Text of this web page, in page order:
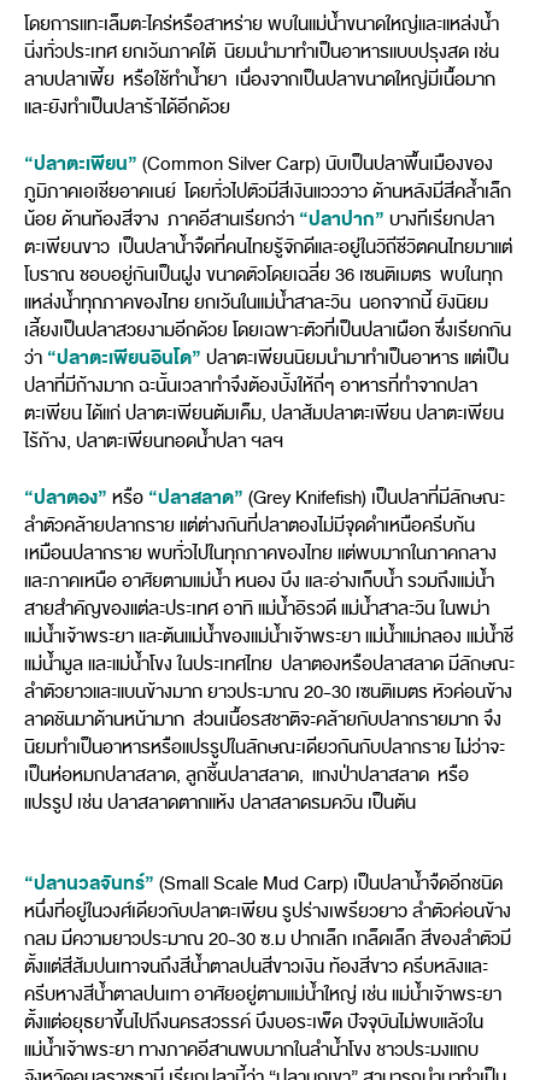
โดยการแทะเล็มตะไคร่หรือสาหร่าย พบในแม่น้ำขนาดใหญ่และแหล่งน้ำ
นิ่งทั่วประเทศ ยกเว้นภาคใต้ นิยมนำมาทำเป็นอาหารแบบปรุงสด เช่น
ลาบปลาเพี้ย หรือใช้ทำน้ำยา เนื่องจากเป็นปลาขนาดใหญ่มีเนื้อมาก
และยังทำเป็นปลาร้าได้อีกด้วย
“ปลาตะเพียน” (Common Silver Carp) นับเป็นปลาพื้นเมืองของ
ภูมิภาคเอเชียอาคเนย์ โดยทั่วไปตัวมีสีเงินแวววาว ด้านหลังมีสีคล้ำเล็ก
น้อย ด้านท้องสีจาง ภาคอีสานเรียกว่า “ปลาปาก” บางทีเรียกปลา
ตะเพียนขาว เป็นปลาน้ำจืดที่คนไทยรู้จักดีและอยู่ในวิถีชีวิตคนไทยมาแต่
โบราณ ชอบอยู่กันเป็นฝูง ขนาดตัวโดยเฉลี่ย 36 เซนติเมตร พบในทุก
แหล่งน้ำทุกภาคของไทย ยกเว้นในแม่น้ำสาละวิน นอกจากนี้ ยังนิยม
เลี้ยงเป็นปลาสวยงามอีกด้วย โดยเฉพาะตัวที่เป็นปลาเผือก ซึ่งเรียกกัน
ว่า “ปลาตะเพียนอินโด” ปลาตะเพียนนิยมนำมาทำเป็นอาหาร แต่เป็น
ปลาที่มีก้างมาก ฉะนั้นเวลาทำจึงต้องบั้งให้ถี่ๆ อาหารที่ทำจากปลา
ตะเพียน ได้แก่ ปลาตะเพียนต้มเค็ม, ปลาส้มปลาตะเพียน ปลาตะเพียน
ไร้ก้าง, ปลาตะเพียนทอดน้ำปลา ฯลฯ
“ปลาตอง” หรือ “ปลาสลาด” (Grey Knifefish) เป็นปลาที่มีลักษณะ
ลำตัวคล้ายปลากราย แต่ต่างกันที่ปลาตองไม่มีจุดดำเหนือครีบก้น
เหมือนปลากราย พบทั่วไปในทุกภาคของไทย แต่พบมากในภาคกลาง
และภาคเหนือ อาศัยตามแม่น้ำ หนอง บึง และอ่างเก็บน้ำ รวมถึงแม่น้ำ
สายสำคัญของแต่ละประเทศ อาทิ แม่น้ำอิรวดี แม่น้ำสาละวิน ในพม่า
แม่น้ำเจ้าพระยา และต้นแม่น้ำของแม่น้ำเจ้าพระยา แม่น้ำแม่กลอง แม่น้ำชี
แม่น้ำมูล และแม่น้ำโขง ในประเทศไทย ปลาตองหรือปลาสลาด มีลักษณะ
ลำตัวยาวและแบนข้างมาก ยาวประมาณ 20-30 เซนติเมตร หัวค่อนข้าง
ลาดชันมาด้านหน้ามาก ส่วนเนื้อรสชาติจะคล้ายกับปลากรายมาก จึง
นิยมทำเป็นอาหารหรือแปรรูปในลักษณะเดียวกันกับปลากราย ไม่ว่าจะ
เป็นห่อหมกปลาสลาด, ลูกชิ้นปลาสลาด, แกงป่าปลาสลาด หรือ
แปรรูป เช่น ปลาสลาดตากแห้ง ปลาสลาดรมควัน เป็นต้น
“ปลานวลจันทร์” (Small Scale Mud Carp) เป็นปลาน้ำจืดอีกชนิด
หนึ่งที่อยู่ในวงศ์เดียวกับปลาตะเพียน รูปร่างเพรียวยาว ลำตัวค่อนข้าง
กลม มีความยาวประมาณ 20-30 ซ.ม ปากเล็ก เกล็ดเล็ก สีของลำตัวมี
ตั้งแต่สีส้มปนเทาจนถึงสีน้ำตาลปนสีขาวเงิน ท้องสีขาว ครีบหลังและ
ครีบหางสีน้ำตาลปนเทา อาศัยอยู่ตามแม่น้ำใหญ่ เช่น แม่น้ำเจ้าพระยา
ตั้งแต่อยุธยาขึ้นไปถึงนครสวรรค์ บึงบอระเพ็ด ปัจจุบันไม่พบแล้วใน
แม่น้ำเจ้าพระยา ทางภาคอีสานพบมากในลำน้ำโขง ชาวประมงแถบ